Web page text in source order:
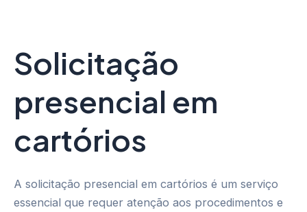
Solicitação
presencial em
cartórios
A solicitação presencial em cartórios é um serviço
essencial que requer atenção aos procedimentos e